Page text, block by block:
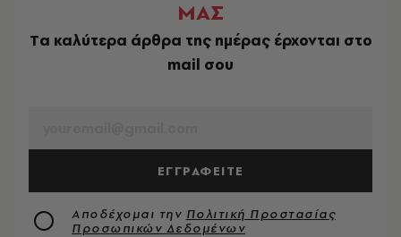
ΜΑΣ
Tα καλύτερα άρθρα της ημέρας έρχονται στο
mail σου
ΕΓΓΡΑΦΕΙΤΕ
Αποδέχομαι την Πολιτική Προστασίας
Προσωπικών Δεδομένων